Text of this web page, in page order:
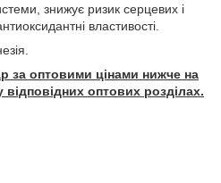
знижує ризик серцевих і
властивості.
за оптовими цінами нижче на
відповідних оптових розділах.